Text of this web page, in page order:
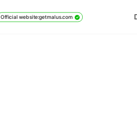
Official website:getmalus.com